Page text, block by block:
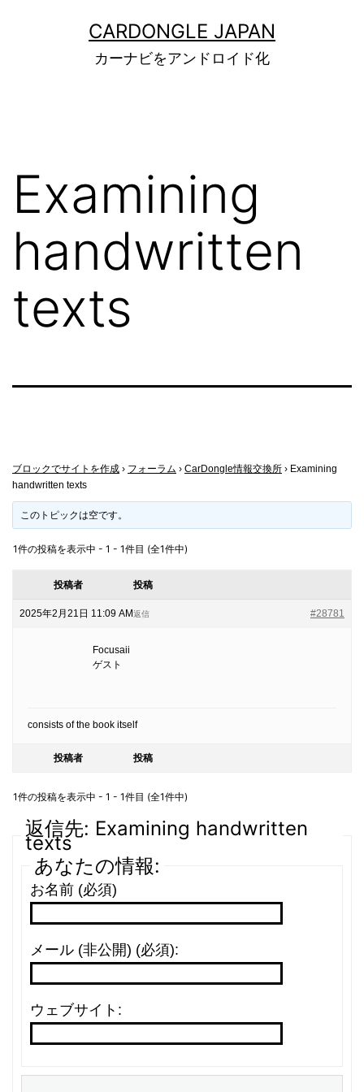
CARDONGLE JAPAN
カーナビをアンドロイド化
Examining
handwritten
texts
ブロックでサイトを作成 › フォーラム › CarDongle情報交換所 › Examining
handwritten texts
このトピックは空です。
1件の投稿を表示中 - 1 - 1件目 (全1件中)
投稿者 投稿
2025年2月21日 11:09 AM #28781
返信
Focusaii
ゲスト
consists of the book itself
投稿者 投稿
1件の投稿を表示中 - 1 - 1件目 (全1件中)
返信先: Examining handwritten
texts
あなたの情報:
お名前 (必須)
メール (非公開) (必須):
ウェブサイト: